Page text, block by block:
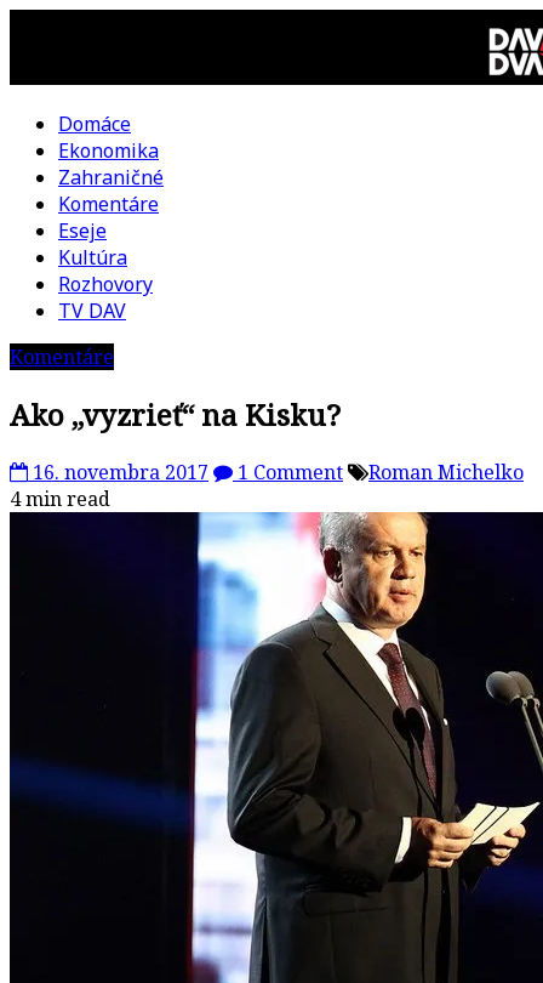
DAV
DVA
kultúrno-
politická
revue
Domáce
Ekonomika
Zahraničné
Komentáre
Eseje
Kultúra
Rozhovory
TV DAV
Komentáre
Ako „vyzrieť“ na Kisku?
16. novembra 2017 1 Comment
Roman Michelko
4 min read